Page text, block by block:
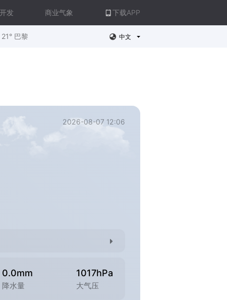
开发 商业气象 下载APP
21° 巴黎 中文
2026-08-07 12:06
0.0mm
降水量
1017hPa
大气压